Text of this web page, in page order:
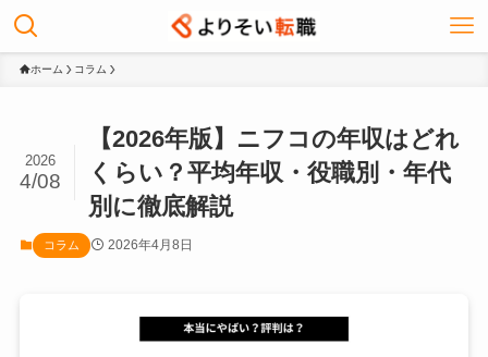
ホーム コラム
【2026年版】ニフコの年収はどれ
くらい？平均年収・役職別・年代
別に徹底解説
2026
4/08
コラム 2026年4月8日